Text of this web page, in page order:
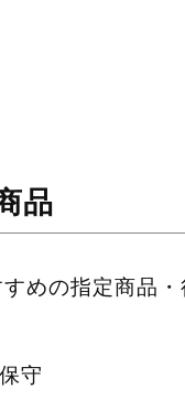
品
めの指定商品
守